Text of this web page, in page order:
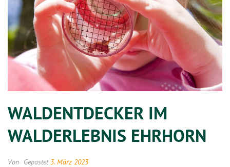
WALDENTDECKER IM
WALDERLEBNIS EHRHORN
Von Gepostet3. März 2023